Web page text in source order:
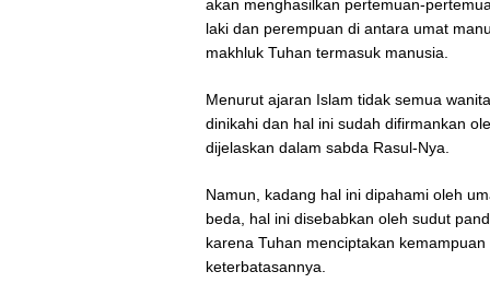
akan menghasilkan pertemuan-
laki dan perempuan di antara umat
makhluk Tuhan termasuk manusia.
Menurut ajaran Islam tidak semua
dinikahi dan hal ini sudah difirmankan
dijelaskan dalam sabda Rasul-Nya.
Namun, kadang hal ini dipahami oleh
beda, hal ini disebabkan oleh sudut
karena Tuhan menciptakan
keterbatasannya.